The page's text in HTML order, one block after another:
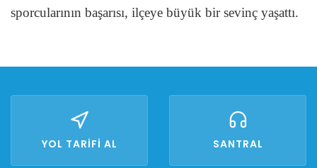
sporcularının başarısı, ilçeye büyük bir sevinç yaşattı.
YOL TARİFİ AL SANTRAL